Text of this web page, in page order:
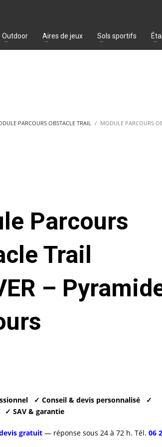
Outdoor Aires de jeux Sols sportifs
PARCOURS OBSTACLE TRAIL MODULE PARCOURS
Parcours
Trail
–
✓ Conseil & devis personnalisé
✓
✓ SAV & garantie
gratuit— réponse sous 24 à 72 h. Tél. 06